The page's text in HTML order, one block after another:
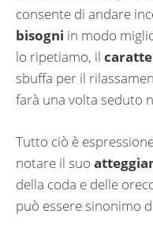
consente di andare
bisogni in modo
lo ripetiamo, il
sbuffa per il
farà una volta seduto
Tutto ciò è
notare il suo
della coda e delle
può essere sinonimo